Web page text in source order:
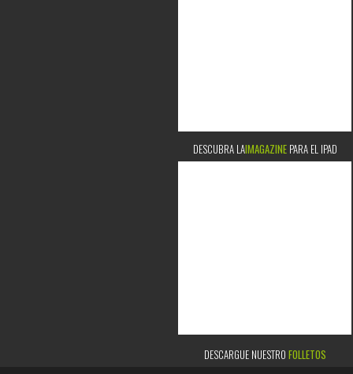
DESCUBRA LAIMAGAZINEPARA EL IPAD
DESCARGUE NUESTRO FOLLETOS